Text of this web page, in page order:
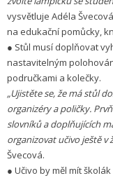
vysvětluje Adéla
na edukační pomůcky,
● Stůl musí doplňovat
nastavitelným
područkami a kolečky.
„Ujistěte se, že má stůl
organizéry a poličky.
slovníků a doplňujících
organizovat učivo ještě v
Švecová.
● Učivo by měl mít